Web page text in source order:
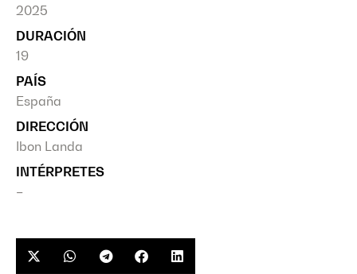
2025
DURACIÓN
19
PAÍS
España
DIRECCIÓN
Ibon Landa
INTÉRPRETES
–